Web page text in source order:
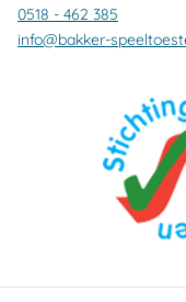
0518 - 462 385
info@bakker-